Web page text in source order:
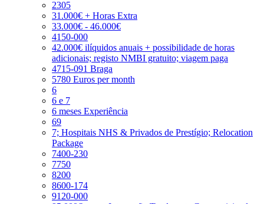
2305
31.000€ + Horas Extra
33.000€ - 46.000€
4150-000
42.000€ ilíquidos anuais + possibilidade de horas
adicionais; registo NMBI gratuito; viagem paga
4715-091 Braga
5780 Euros per month
6
6 e 7
6 meses Experiência
69
7; Hospitais NHS & Privados de Prestígio; Relocation
Package
7400-230
7750
8200
8600-174
9120-000